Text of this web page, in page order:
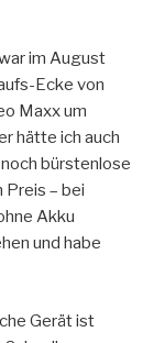
im August
Ecke von
Maxx um
hätte ich auch
bürstenlose
– bei
Akku
und habe
Gerät ist